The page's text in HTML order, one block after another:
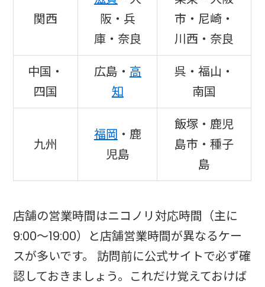
関西
阪・兵
庫・奈良
市・尼崎・
川西・奈良
中国・
四国
広島・ 高
知
呉・福山・
南国
九州
福岡 ・鹿
児島
飯塚・鹿児
島市・種子
島
店舗の営業時間はニコノリ対応時間（主に
9:00〜19:00）と店舗営業時間が異なるケー
スが多いです。 訪問前に公式サイトで必ず確
認しておきましょう。これだけ覚えておけば